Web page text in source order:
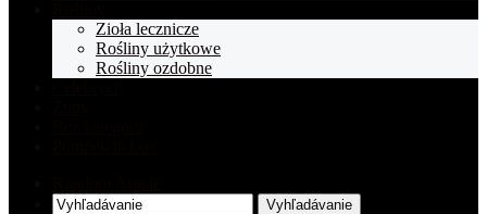
Zioła lecznicze
Rośliny użytkowe
Rośliny ozdobne
Vyhľadávanie